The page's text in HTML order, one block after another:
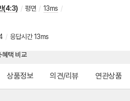
(4:3) / 평면 / 13ms /
/ 응답시간 13ms
상품정보 의견/리뷰 연관상품